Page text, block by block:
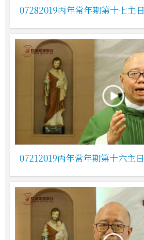
07282019丙年常年期第十七主日
07212019丙年常年期第十六主日